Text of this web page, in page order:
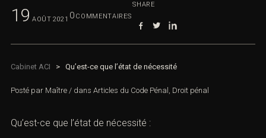
19 AOÛT 2021 0 COMMENTAIRES
SHARE
Cabinet ACI > Qu’est-ce que l’état de nécessité
Posté par Maître / dans Articles du Code Pénal , Droit pénal
Qu’est-ce que l’état de nécessité :